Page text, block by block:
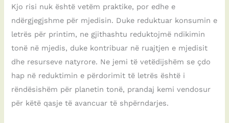
Kjo risi nuk është vetëm praktike, por edhe e
ndërgjegjshme për mjedisin. Duke reduktuar konsumin e
letrës për printim, ne gjithashtu reduktojmë ndikimin
tonë në mjedis, duke kontribuar në ruajtjen e mjedisit
dhe resurseve natyrore. Ne jemi të vetëdijshëm se çdo
hap në reduktimin e përdorimit të letrës është i
rëndësishëm për planetin tonë, prandaj kemi vendosur
për këtë qasje të avancuar të shpërndarjes.